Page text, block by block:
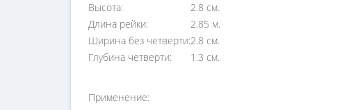
Высота:
2.8 см.
Длина рейки:
2.85 м.
Ширина без четверти:2.8 см.
Глубина четверти:
1.3 см.
Применение: